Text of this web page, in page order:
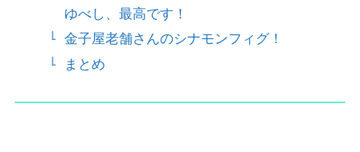
ゆべし、最高です！
金子屋老舗さんのシナモンフィグ！
まとめ